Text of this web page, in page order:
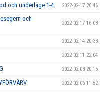
och underläge 1-4. 2022-02-17 20:46
och
2022-02-17 16:08
2022-02-14 20:33
2022-02-11 22:04
2022-02-08 20:16
2022-02-06 11:52